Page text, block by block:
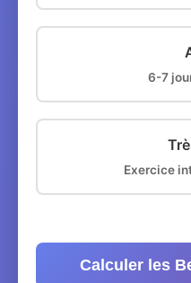
6-7
Exercice
Calculer les